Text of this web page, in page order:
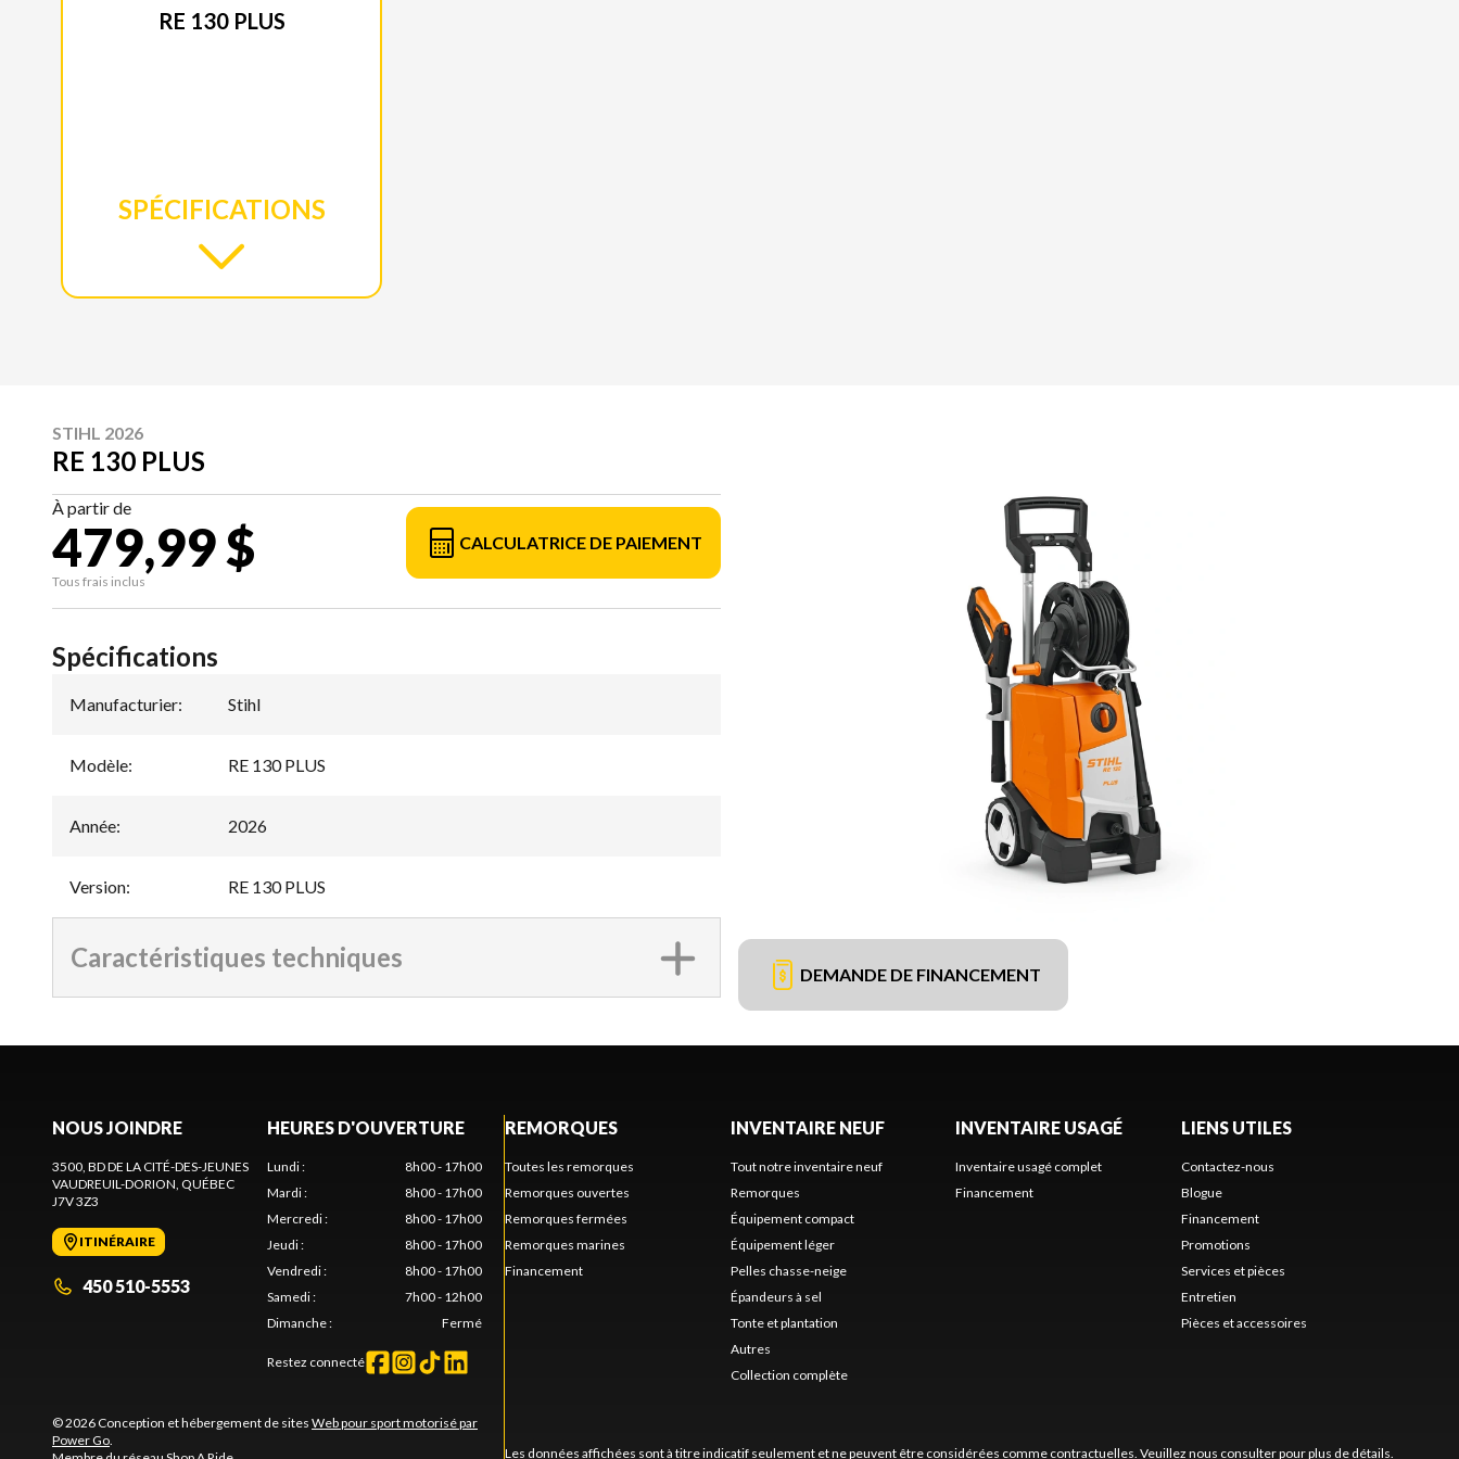
RE 130 PLUS
SPÉCIFICATIONS
STIHL 2026
RE 130 PLUS
À partir de
479,99 $
Tous frais inclus
CALCULATRICE DE PAIEMENT
DEMANDE DE FINANCEMENT
Spécifications
Manufacturier: Stihl
Modèle: RE 130 PLUS
Année: 2026
Version: RE 130 PLUS
Caractéristiques techniques
NOUS JOINDRE
3500, BD DE LA CITÉ-DES-JEUNES
VAUDREUIL-DORION, QUÉBEC
J7V 3Z3
ITINÉRAIRE
450 510-5553
HEURES D'OUVERTURE
Lundi:
8h00 - 17h00
Mardi:
8h00 - 17h00
Mercredi:
8h00 - 17h00
Jeudi:
8h00 - 17h00
Vendredi:
8h00 - 17h00
Samedi:
7h00 - 12h00
Dimanche: Fermé
Restez connecté
© 2026 Conception et hébergement de sites Web pour sport motorisé par
Power Go.
REMORQUES
Toutes les remorques
Remorques ouvertes
Remorques fermées
Remorques marines
Financement
INVENTAIRE NEUF
Tout notre inventaire neuf
Remorques
Équipement compact
Équipement léger
Pelles chasse-neige
Épandeurs à sel
Tonte et plantation
Autres
Collection complète
INVENTAIRE USAGÉ
Inventaire usagé complet
Financement
LIENS UTILES
Contactez-nous
Blogue
Financement
Promotions
Services et pièces
Entretien
Pièces et accessoires
Les données affichées sont à titre indicatif seulement et ne peuvent être considérées comme contractuelles. Veuillez nous consulter pour plus de détails.